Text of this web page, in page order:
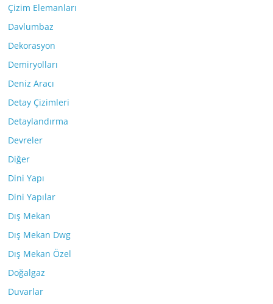
Çizim Elemanları
Davlumbaz
Dekorasyon
Demiryolları
Deniz Aracı
Detay Çizimleri
Detaylandırma
Devreler
Diğer
Dini Yapı
Dini Yapılar
Dış Mekan
Dış Mekan Dwg
Dış Mekan Özel
Doğalgaz
Duvarlar